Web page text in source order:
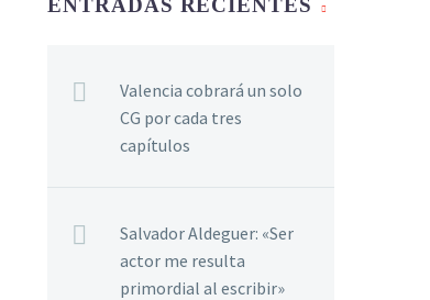
ENTRADAS RECIENTES
Valencia cobrará un solo
CG por cada tres
capítulos
Salvador Aldeguer: «Ser
actor me resulta
primordial al escribir»